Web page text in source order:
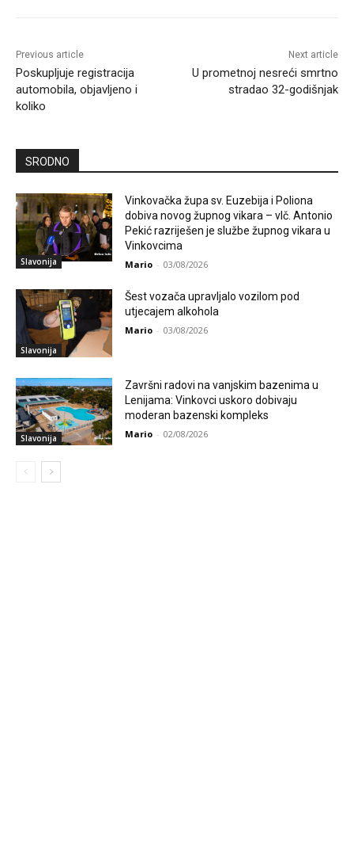
Previous article
Poskupljuje registracija
automobila, objavljeno i
koliko
Next article
U prometnoj nesreći smrtno
stradao 32-godišnjak
SRODNO
Slavonija
Vinkovačka župa sv. Euzebija i Poliona
dobiva novog župnog vikara – vlč. Antonio
Pekić razriješen je službe župnog vikara u
Vinkovcima
Mario - 03/08/2026
Slavonija
Šest vozača upravljalo vozilom pod
utjecajem alkohola
Mario - 03/08/2026
Slavonija
Završni radovi na vanjskim bazenima u
Lenijama: Vinkovci uskoro dobivaju
moderan bazenski kompleks
Mario - 02/08/2026